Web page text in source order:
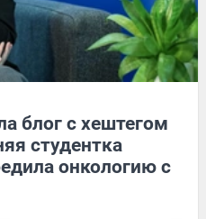
блог с хештегом
студентка
онкологию с